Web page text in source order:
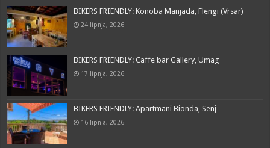
BIKERS FRIENDLY: Konoba Manjada, Flengi (Vrsar)
24 lipnja, 2026
BIKERS FRIENDLY: Caffe bar Gallery, Umag
17 lipnja, 2026
BIKERS FRIENDLY: Apartmani Bionda, Senj
16 lipnja, 2026